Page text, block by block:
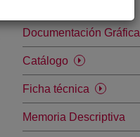
Documentación Gráfica
Catálogo
Ficha técnica
Memoria Descriptiva